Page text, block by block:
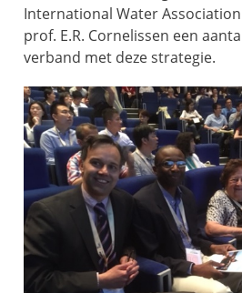
International Water
prof. E.R. Cornelissen een
verband met deze strategie.